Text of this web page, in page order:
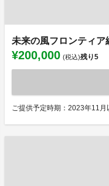
未来の風フロンティア
¥200,000 (税込)残り5
ご提供予定時期：2023年11月